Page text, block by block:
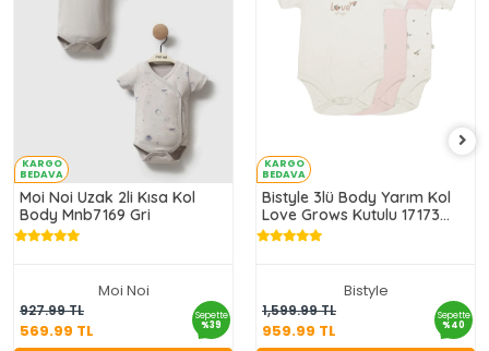
KARGO
BEDAVA
Moi Noi Uzak 2li Kısa Kol
Body Mnb7169 Gri
Moi Noi
927.99 TL
569.99 TL
Sepette
%39
569.99 TL
KARGO
BEDAVA
Bistyle 3lü Body Yarım Kol
Love Grows Kutulu 17173
Ekru
Bistyle
1,599.99 TL
959.99 TL
Sepette
%40
959.99 TL